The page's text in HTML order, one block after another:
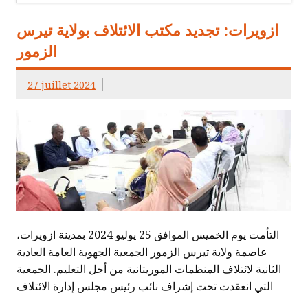
ازويرات: تجديد مكتب الائتلاف بولاية تيرس
الزمور
27 juillet 2024
التأمت يوم الخميس الموافق 25 يوليو 2024 بمدينة ازويرات،
عاصمة ولاية تيرس الزمور الجمعية الجهوية العامة العادية
الثانية لائتلاف المنظمات الموريتانية من أجل التعليم. الجمعية
التي انعقدت تحت إشراف نائب رئيس مجلس إدارة الائتلاف